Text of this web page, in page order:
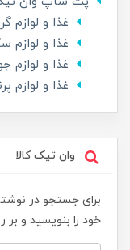
غذا و لوازم
غذا و لوازم
غذا و لوازم
غذا و لوازم
وان تیک کالا
برای جستجو در
خود را بنویسید و